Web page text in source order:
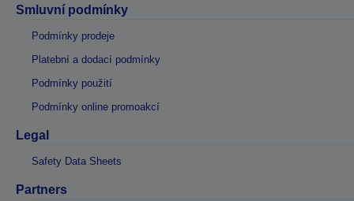
Smluvní podmínky
Podmínky prodeje
Platební a dodací podmínky
Podmínky použití
Podmínky online promoakcí
Legal
Safety Data Sheets
Partners